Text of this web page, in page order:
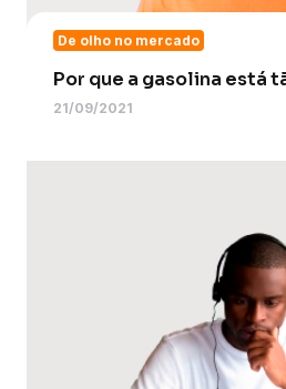
De olho no mercado
Por que a gasolina está
21/09/2021